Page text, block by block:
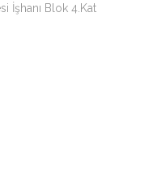
İşhanı Blok 4.Kat